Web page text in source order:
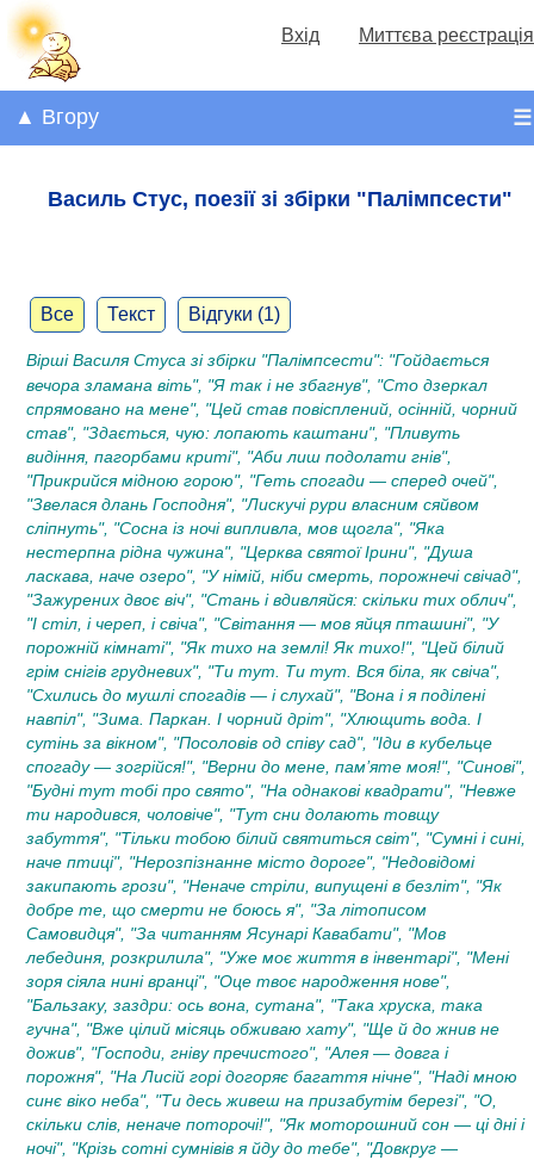
Вхід Миттєва реєстрація
☰
▲ Вгору
Василь Стус, поезії зі збірки "Палімпсести"
Все Текст Відгуки (1)
ВіршіВасиля Стуса зі збірки "Палімпсести": "Гойдається
вечора зламана віть", "Я так і не збагнув", "Сто дзеркал
спрямовано на мене", "Цей став повісплений, осінній, чорний
став", "Здається, чую: лопають каштани", "Пливуть
видіння, пагорбами криті", "Аби лиш подолати гнів",
"Прикрийся мідною горою", "Геть спогади — сперед очей",
"Звелася длань Господня", "Лискучі рури власним сяйвом
сліпнуть", "Сосна із ночі випливла, мов щогла", "Яка
нестерпна рідна чужина", "Церква святої Ірини", "Душа
ласкава, наче озеро", "У німій, ніби смерть, порожнечі свічад",
"Зажурених двоє віч", "Стань і вдивляйся: скільки тих облич",
"І стіл, і череп, і свіча", "Світання — мов яйця пташині", "У
порожній кімнаті", "Як тихо на землі! Як тихо!", "Цей білий
грім снігів грудневих", "Ти тут. Ти тут. Вся біла, як свіча",
"Схились до мушлі спогадів — і слухай", "Вона і я поділені
навпіл", "Зима. Паркан. І чорний дріт", "Хлющить вода. І
сутінь за вікном", "Посоловів од співу сад", "Іди в кубельце
спогаду — зогрійся!", "Верни до мене, пам’яте моя!", "Синові",
"Будні тут тобі про свято", "На однакові квадрати", "Невже
ти народився, чоловіче", "Тут сни долають товщу
забуття", "Тільки тобою білий святиться світ", "Сумні і сині,
наче птиці", "Нерозпізнанне місто дороге", "Недовідомі
закипають грози", "Неначе стріли, випущені в безліт", "Як
добре те, що смерти не боюсь я", "За літописом
Самовидця", "За читанням Ясунарі Кавабати", "Мов
лебединя, розкрилила", "Уже моє життя в інвентарі", "Мені
зоря сіяла нині вранці", "Оце твоє народження нове",
"Бальзаку, заздри: ось вона, сутана", "Така хруска, така
гучна", "Вже цілий місяць обживаю хату", "Ще й до жнив не
дожив", "Господи, гніву пречистого", "Алея — довга і
порожня", "На Лисій горі догоряє багаття нічне", "Наді мною
синє віко неба", "Ти десь живеш на призабутім березі", "О,
скільки слів, неначе поторочі!", "Як моторошний сон — ці дні і
ночі", "Крізь сотні сумнівів я йду до тебе", "Довкруг —